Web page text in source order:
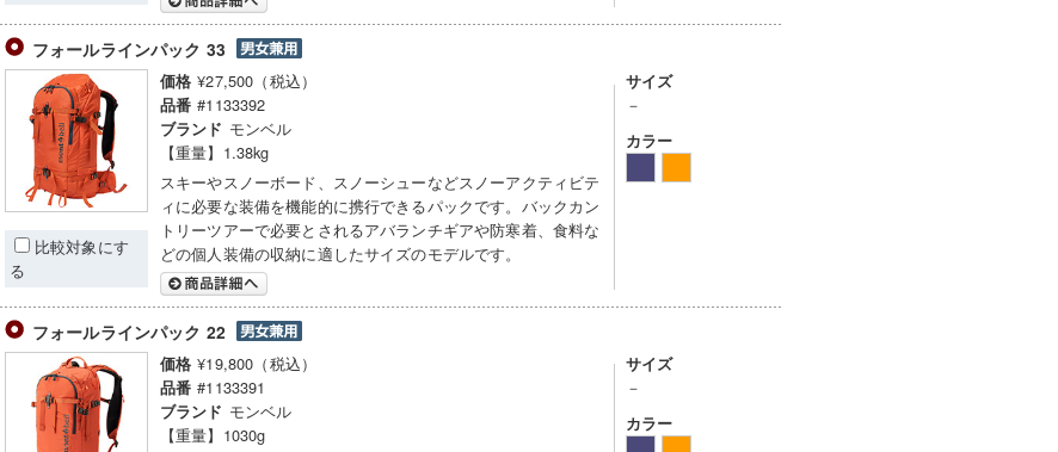
フォールラインパック 33
比較対象にす
る
価格 ¥27,500（税込）
品番 #1133392
ブランド モンベル
【重量】1.38kg
スキーやスノーボード、スノーシューなどスノーアクティビテ
ィに必要な装備を機能的に携行できるパックです。バックカン
トリーツアーで必要とされるアバランチギアや防寒着、食料な
どの個人装備の収納に適したサイズのモデルです。
サイズ
－
カラー
フォールラインパック 22
価格 ¥19,800（税込）
品番 #1133391
ブランド モンベル
【重量】1030g
サイズ
－
カラー